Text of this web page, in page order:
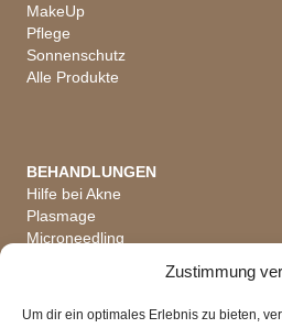
Zustimmung
Um dir ein optimales Erlebnis zu bieten,
MakeUp
Pflege
Sonnenschutz
Alle Produkte
BEHANDLUNGEN
Hilfe bei Akne
Plasmage
Microneedling